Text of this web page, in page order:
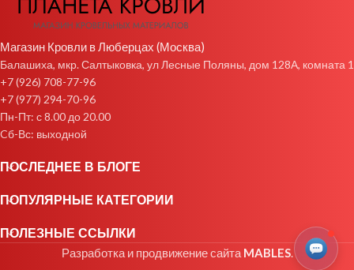
Магазин Кровли в Люберцах (Москва)
Балашиха, мкр. Салтыковка, ул Лесные Поляны, дом 128А, комната 1
+7 (926) 708-77-96
+7 (977) 294-70-96
Пн-Пт: с 8.00 до 20.00
Cб-Вс: выходной
ПОСЛЕДНЕЕ В БЛОГЕ
ПОПУЛЯРНЫЕ КАТЕГОРИИ
ПОЛЕЗНЫЕ ССЫЛКИ
Разработка и продвижение сайтаMABLES.